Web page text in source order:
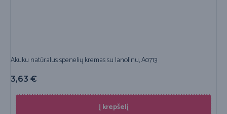
Akuku natūralus spenelių kremas su lanolinu, A0713
3,63 €
Į krepšelį